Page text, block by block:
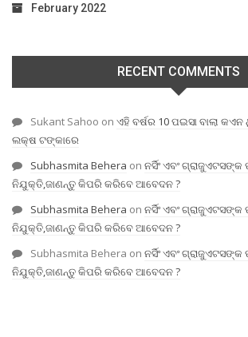
February 2022
RECENT COMMENTS
Sukant Sahoo on ଏହି ବର୍ଷର 10 ପଇସା ବାଲା
ଲକ୍ଷ ଟଙ୍କାରେ
Subhasmita Behera on ନର୍ସିଂ ଏବଂ ଗ୍ରାଜୁଏଟସଙ୍କ
ନିଯୁକ୍ତି,ଜାଣନ୍ତୁ କିପରି କରିବେ ଆବେଦନ ?
Subhasmita Behera on ନର୍ସିଂ ଏବଂ ଗ୍ରାଜୁଏଟସଙ୍କ
ନିଯୁକ୍ତି,ଜାଣନ୍ତୁ କିପରି କରିବେ ଆବେଦନ ?
Subhasmita Behera on ନର୍ସିଂ ଏବଂ ଗ୍ରାଜୁଏଟସଙ୍କ
ନିଯୁକ୍ତି,ଜାଣନ୍ତୁ କିପରି କରିବେ ଆବେଦନ ?